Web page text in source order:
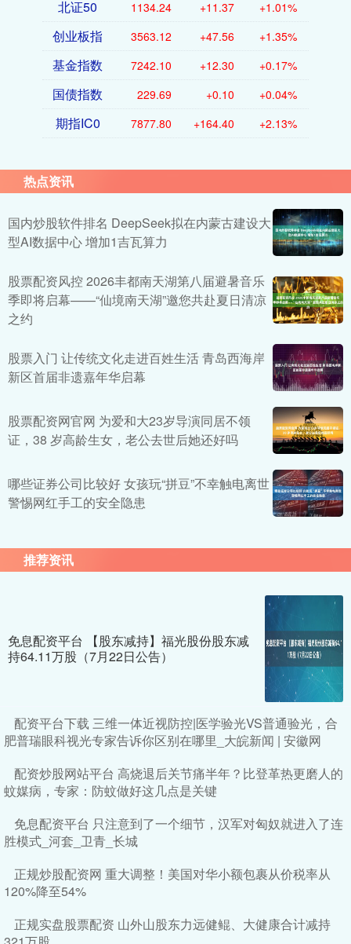
北证50 1134.24 +11.37 +1.01%
创业板指 3563.12 +47.56 +1.35%
基金指数 7242.10 +12.30 +0.17%
国债指数 229.69 +0.10 +0.04%
期指IC0 7877.80 +164.40 +2.13%
热点资讯
国内炒股软件排名 DeepSeek拟在内蒙古建设大
型AI数据中心 增加1吉瓦算力
股票配资风控 2026丰都南天湖第八届避暑音乐
季即将启幕——“仙境南天湖”邀您共赴夏日清凉
之约
股票入门 让传统文化走进百姓生活 青岛西海岸
新区首届非遗嘉年华启幕
股票配资网官网 为爱和大23岁导演同居不领
证，38 岁高龄生女，老公去世后她还好吗
哪些证券公司比较好 女孩玩“拼豆”不幸触电离世
警惕网红手工的安全隐患
推荐资讯
免息配资平台 【股东减持】福光股份股东减
持64.11万股（7月22日公告）
配资平台下载 三维一体近视防控|医学验光VS普通验光，合
肥普瑞眼科视光专家告诉你区别在哪里_大皖新闻 | 安徽网
配资炒股网站平台 高烧退后关节痛半年？比登革热更磨人的
蚊媒病，专家：防蚊做好这几点是关键
免息配资平台 只注意到了一个细节，汉军对匈奴就进入了连
胜模式_河套_卫青_长城
正规炒股配资网 重大调整！美国对华小额包裹从价税率从
120%降至54%
正规实盘股票配资 山外山股东力远健鲲、大健康合计减持